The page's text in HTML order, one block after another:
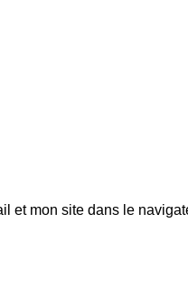
et mon site dans le